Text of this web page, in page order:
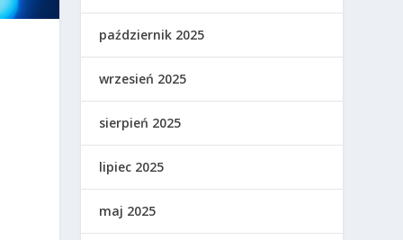
październik 2025
wrzesień 2025
sierpień 2025
lipiec 2025
maj 2025